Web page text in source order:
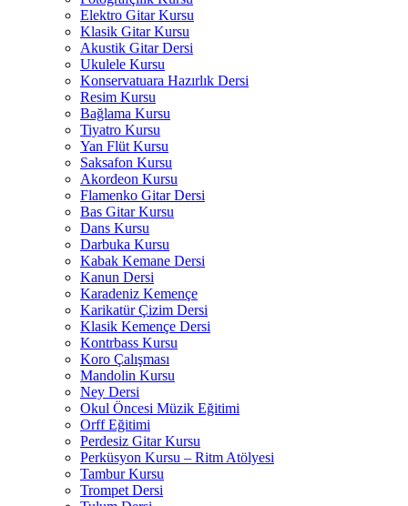
Elektro Gitar Kursu
Klasik Gitar Kursu
Akustik Gitar Dersi
Ukulele Kursu
Konservatuara Hazırlık Dersi
Resim Kursu
Bağlama Kursu
Tiyatro Kursu
Yan Flüt Kursu
Saksafon Kursu
Akordeon Kursu
Flamenko Gitar Dersi
Bas Gitar Kursu
Dans Kursu
Darbuka Kursu
Kabak Kemane Dersi
Kanun Dersi
Karadeniz Kemençe
Karikatür Çizim Dersi
Klasik Kemençe Dersi
Kontrbass Kursu
Koro Çalışması
Mandolin Kursu
Ney Dersi
Okul Öncesi Müzik Eğitimi
Orff Eğitimi
Perdesiz Gitar Kursu
Perküsyon Kursu – Ritm Atölyesi
Tambur Kursu
Trompet Dersi